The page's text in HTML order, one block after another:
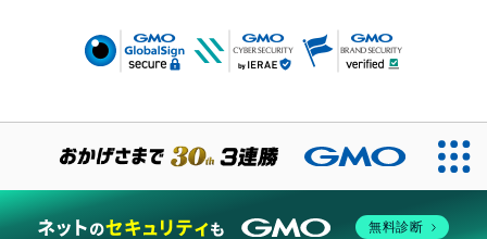
無料診断